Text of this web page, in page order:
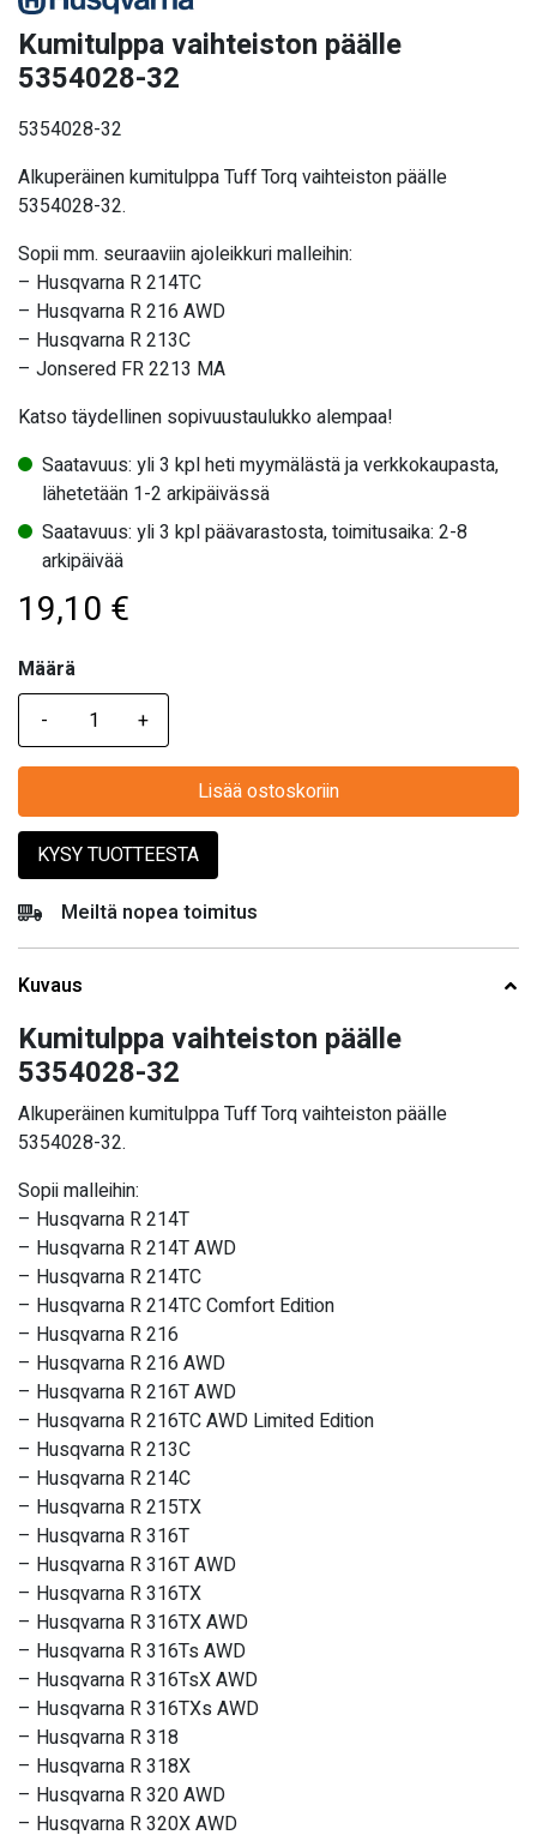
Kumitulppa vaihteiston päälle
5354028-32
5354028-32
Alkuperäinen kumitulppa Tuff Torq vaihteiston päälle
5354028-32.
Sopii mm. seuraaviin ajoleikkuri malleihin:
– Husqvarna R 214TC
– Husqvarna R 216 AWD
– Husqvarna R 213C
– Jonsered FR 2213 MA
Katso täydellinen sopivuustaulukko alempaa!
Saatavuus: yli 3 kpl heti myymälästä ja verkkokaupasta,
lähetetään 1-2 arkipäivässä
Saatavuus: yli 3 kpl päävarastosta, toimitusaika: 2-8
arkipäivää
19,10 €
Määrä
Määrä
Lisää ostoskoriin
KYSY TUOTTEESTA
Meiltä nopea toimitus
Kuvaus
Kumitulppa vaihteiston päälle
5354028-32
Alkuperäinen kumitulppa Tuff Torq vaihteiston päälle
5354028-32.
Sopii malleihin:
– Husqvarna R 214T
– Husqvarna R 214T AWD
– Husqvarna R 214TC
– Husqvarna R 214TC Comfort Edition
– Husqvarna R 216
– Husqvarna R 216 AWD
– Husqvarna R 216T AWD
– Husqvarna R 216TC AWD Limited Edition
– Husqvarna R 213C
– Husqvarna R 214C
– Husqvarna R 215TX
– Husqvarna R 316T
– Husqvarna R 316T AWD
– Husqvarna R 316TX
– Husqvarna R 316TX AWD
– Husqvarna R 316Ts AWD
– Husqvarna R 316TsX AWD
– Husqvarna R 316TXs AWD
– Husqvarna R 318
– Husqvarna R 318X
– Husqvarna R 320 AWD
– Husqvarna R 320X AWD